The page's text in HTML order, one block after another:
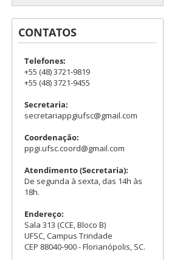
CONTATOS
Telefones:
+55 (48) 3721-9819
+55 (48) 3721-9455
Secretaria:
secretariappgiufsc@gmail.com
Coordenação:
ppgi.ufsc.coord@gmail.com
Atendimento (Secretaria):
De segunda à sexta, das 14h às
18h.
Endereço:
Sala 313 (CCE, Bloco B)
UFSC, Campus Trindade
CEP 88040-900 - Florianópolis, SC.